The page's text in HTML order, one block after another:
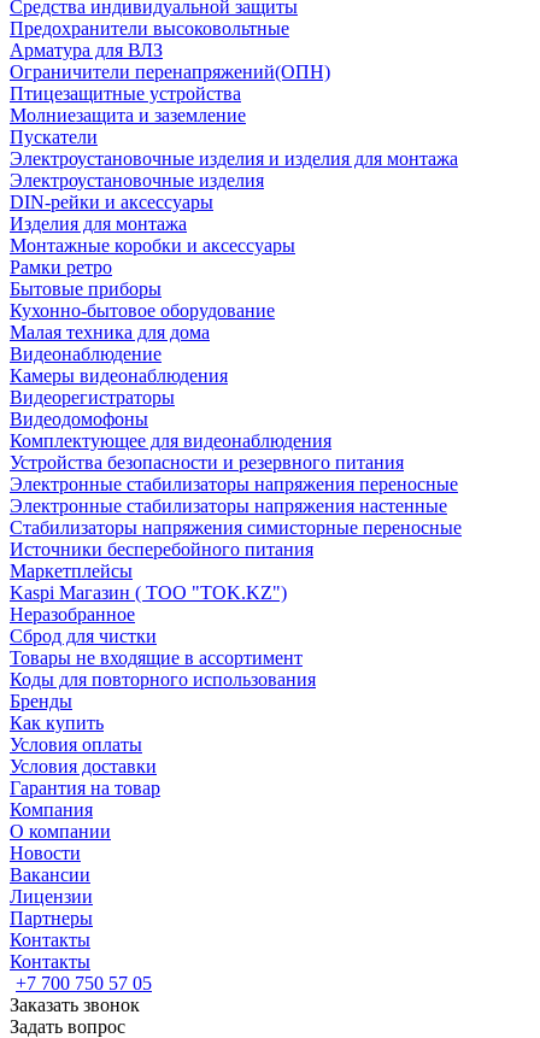
Средства индивидуальной защиты
Предохранители высоковольтные
Арматура для ВЛЗ
Ограничители перенапряжений(ОПН)
Птицезащитные устройства
Молниезащита и заземление
Пускатели
Электроустановочные изделия и изделия для монтажа
Электроустановочные изделия
DIN-рейки и аксессуары
Изделия для монтажа
Монтажные коробки и аксессуары
Рамки ретро
Бытовые приборы
Кухонно-бытовое оборудование
Малая техника для дома
Видеонаблюдение
Камеры видеонаблюдения
Видеорегистраторы
Видеодомофоны
Комплектующее для видеонаблюдения
Устройства безопасности и резервного питания
Электронные стабилизаторы напряжения переносные
Электронные стабилизаторы напряжения настенные
Стабилизаторы напряжения симисторные переносные
Источники бесперебойного питания
Маркетплейсы
Kaspi Магазин ( ТОО "TOK.KZ")
Неразобранное
Сброд для чистки
Товары не входящие в ассортимент
Коды для повторного использования
Бренды
Как купить
Условия оплаты
Условия доставки
Гарантия на товар
Компания
О компании
Новости
Вакансии
Лицензии
Партнеры
Контакты
Контакты
+7 700 750 57 05
Заказать звонок
Задать вопрос